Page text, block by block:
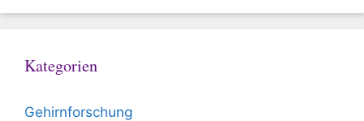
Kategorien
Gehirnforschung